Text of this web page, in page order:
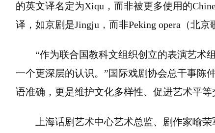
的英文译名定为Xiqu，而非被更多使用的
译，如京剧是Jingju，而非Peking opera（北京
“作为联合国教科文组织创立的表演艺术
一个更深层的认识。”国际戏剧协会总干事陈
语准确，更是维护文化多样性、促进艺术平等
上海话剧艺术中心艺术总监、剧作家喻